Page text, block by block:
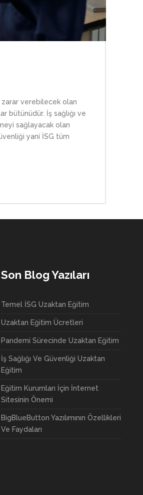
zarar verebilecek olan
bütünüdür. İş sağlığı ve
sağlayacak olan
yani İSG tüm
Son Blog Yazıları
Temel İSG Uzaktan Eğitim
Uzaktan Eğitim Ücretleri
Pandemi Sürecinde Uzaktan Eğitim
İş Sağlığı Ve Güvenliği Uzaktan
Eğitim
Eğitim Kurumları İçin İnternet
Sitesinin Önemi
BigBlueButton Yazılımının Özellikleri
Ve Faydaları